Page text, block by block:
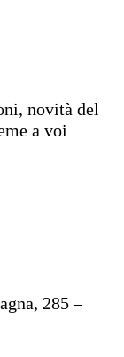
novità del
a voi
285 –